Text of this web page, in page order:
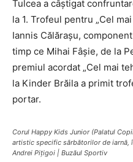
Tulcea a câștigat
la 1. Trofeul pentru „Cel
Iannis Călărașu,
timp ce Mihai Fâșie, de la
premiul acordat „Cel mai
la Kinder Brăila a primit
portar.
Corul Happy Kids Junior (Palatul
artistic specific sărbătorilor de iarnă,
Andrei Pițigoi | Buzăul Sportiv